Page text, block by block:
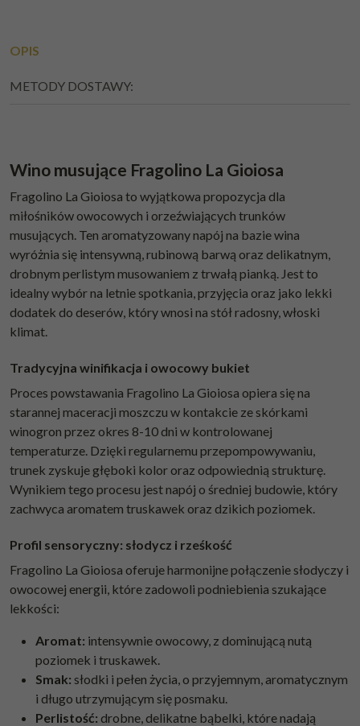
OPIS
METODY DOSTAWY:
Wino musujące Fragolino La Gioiosa
Fragolino La Gioiosa to wyjątkowa propozycja dla
miłośników owocowych i orzeźwiających trunków
musujących. Ten aromatyzowany napój na bazie wina
wyróżnia się intensywną, rubinową barwą oraz delikatnym,
drobnym perlistym musowaniem z trwałą pianką. Jest to
idealny wybór na letnie spotkania, przyjęcia oraz jako lekki
dodatek do deserów, który wnosi na stół radosny, włoski
klimat.
Tradycyjna winifikacja i owocowy bukiet
Proces powstawania Fragolino La Gioiosa opiera się na
starannej maceracji moszczu w kontakcie ze skórkami
winogron przez okres 8-10 dni w kontrolowanej
temperaturze. Dzięki regularnemu przepompowywaniu,
trunek zyskuje głęboki kolor oraz odpowiednią strukturę.
Wynikiem tego procesu jest napój o średniej budowie, który
zachwyca aromatem truskawek oraz dzikich poziomek.
Profil sensoryczny: słodycz i rześkość
Fragolino La Gioiosa oferuje harmonijne połączenie słodyczy i
owocowej energii, które zadowoli podniebienia szukające
lekkości:
Aromat: intensywnie owocowy, z dominującą nutą
poziomek i truskawek.
Smak: słodki i pełen życia, o przyjemnym, aromatycznym
i długo utrzymującym się posmaku.
Perlistość: drobne, delikatne bąbelki, które nadają